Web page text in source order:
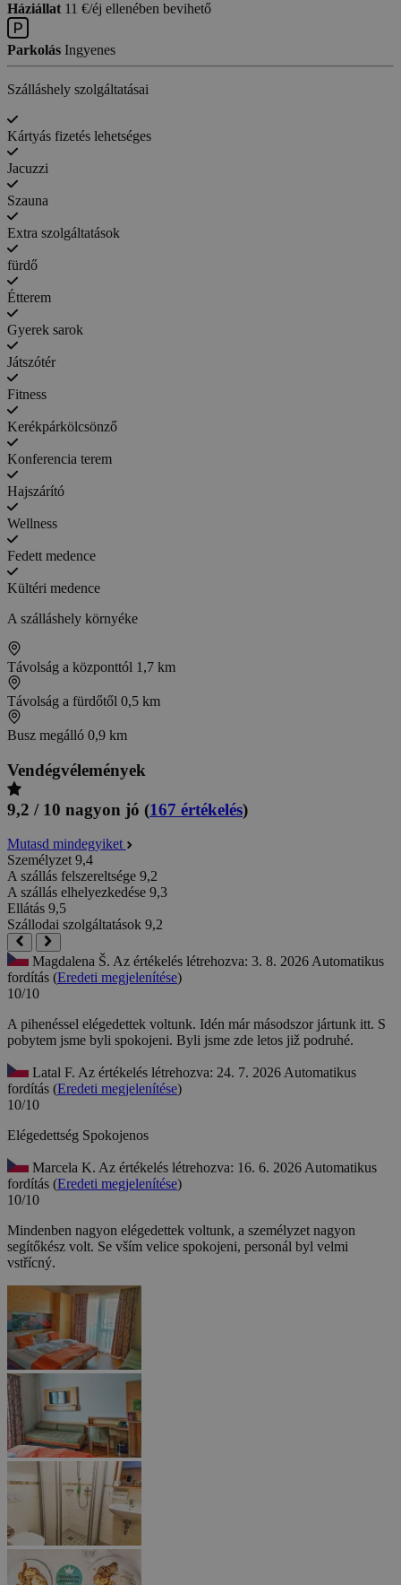
Háziállat 11 €/éj ellenében bevihető
Parkolás Ingyenes
Szálláshely szolgáltatásai
Kártyás fizetés lehetséges
Jacuzzi
Szauna
Extra szolgáltatások
fürdő
Étterem
Gyerek sarok
Játszótér
Fitness
Kerékpárkölcsönző
Konferencia terem
Hajszárító
Wellness
Fedett medence
Kültéri medence
A szálláshely környéke
Távolság a központtól 1,7 km
Távolság a fürdőtől 0,5 km
Busz megálló 0,9 km
Vendégvélemények
9,2 / 10 nagyon jó (167 értékelés)
Mutasd mindegyiket
Személyzet 9,4
A szállás felszereltsége 9,2
A szállás elhelyezkedése 9,3
Ellátás 9,5
Szállodai szolgáltatások 9,2
Magdalena Š. Az értékelés létrehozva: 3. 8. 2026Automatikus
fordítás (Eredeti megjelenítése)
10/10
A pihenéssel elégedettek voltunk. Idén már másodszor jártunk itt. S
pobytem jsme byli spokojeni. Byli jsme zde letos již podruhé.
Latal F. Az értékelés létrehozva: 24. 7. 2026Automatikus
fordítás (Eredeti megjelenítése)
10/10
Elégedettség Spokojenos
Marcela K. Az értékelés létrehozva: 16. 6. 2026Automatikus
fordítás (Eredeti megjelenítése)
10/10
Mindenben nagyon elégedettek voltunk, a személyzet nagyon
segítőkész volt. Se vším velice spokojeni, personál byl velmi
vstřícný.